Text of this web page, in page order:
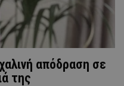
απόδραση σε
της